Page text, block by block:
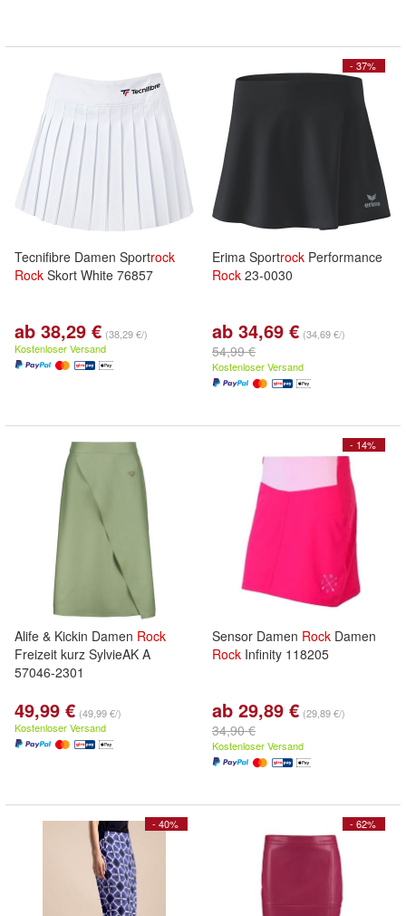
Tecnifibre Damen Sportrock
Rock Skort White 76857
ab 38,29 € (38,29 €/)
Kostenloser Versand
- 37%
Erima Sportrock Performance
Rock 23-0030
ab 34,69 € (34,69 €/)
54,99 €
Kostenloser Versand
Alife & Kickin Damen Rock
Freizeit kurz SylvieAK A
57046-2301
49,99 € (49,99 €/)
Kostenloser Versand
- 14%
Sensor Damen Rock Damen
Rock Infinity 118205
ab 29,89 € (29,89 €/)
34,90 €
Kostenloser Versand
- 40% - 62%